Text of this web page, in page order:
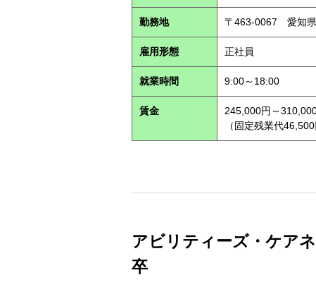
勤務地 〒463-0067 愛知
雇用形態 正社員
就業時間 9:00～18:00
賃金
245,000円～
（固定残業代
アビリティーズ・ケア
卒